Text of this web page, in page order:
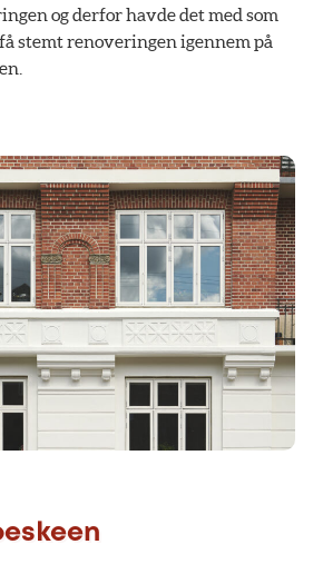
og derfor havde det med som
stemt renoveringen igennem på